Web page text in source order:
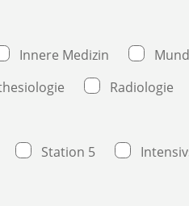
Innere Medizin
Radiologie
Station 5